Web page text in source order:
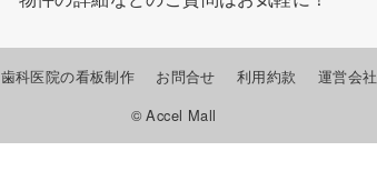
歯科医院の看板制作 お問合せ 利用約款 運営会社
© Accel Mall